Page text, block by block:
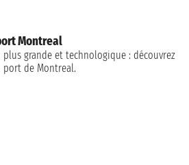
Montreal
grande et technologique : découvrez
de Montreal.